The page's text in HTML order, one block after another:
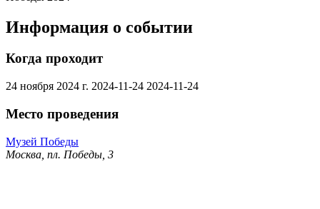
Информация о событии
Когда проходит
24 ноября 2024 г. 2024-11-24 2024-11-24
Место проведения
Музей Победы
Москва, пл. Победы, 3